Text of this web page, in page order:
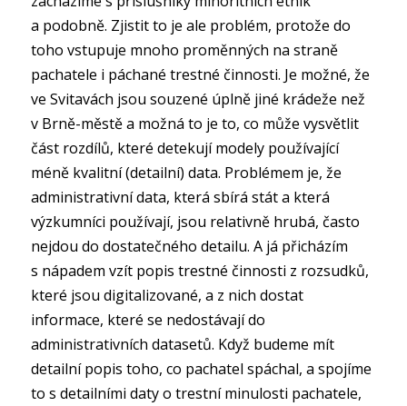
a podobně. Zjistit to je ale problém, protože do
toho vstupuje mnoho proměnných na straně
pachatele i páchané trestné činnosti. Je možné, že
ve Svitavách jsou souzené úplně jiné krádeže než
v Brně-městě a možná to je to, co může vysvětlit
část rozdílů, které detekují modely používající
méně kvalitní (detailní) data. Problémem je, že
administrativní data, která sbírá stát a která
výzkumníci používají, jsou relativně hrubá, často
nejdou do dostatečného detailu. A já přicházím
s nápadem vzít popis trestné činnosti z rozsudků,
které jsou digitalizované, a z nich dostat
informace, které se nedostávají do
administrativních datasetů. Když budeme mít
detailní popis toho, co pachatel spáchal, a spojíme
to s detailními daty o trestní minulosti pachatele,